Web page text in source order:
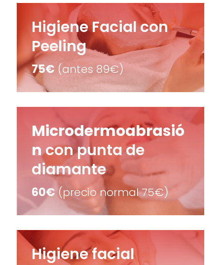
Higiene Facial con
Peeling
75€ (antes 89€)
Microdermoabrasió
ncon punta de
diamante
60€ (precio normal 75€)
Higiene facial